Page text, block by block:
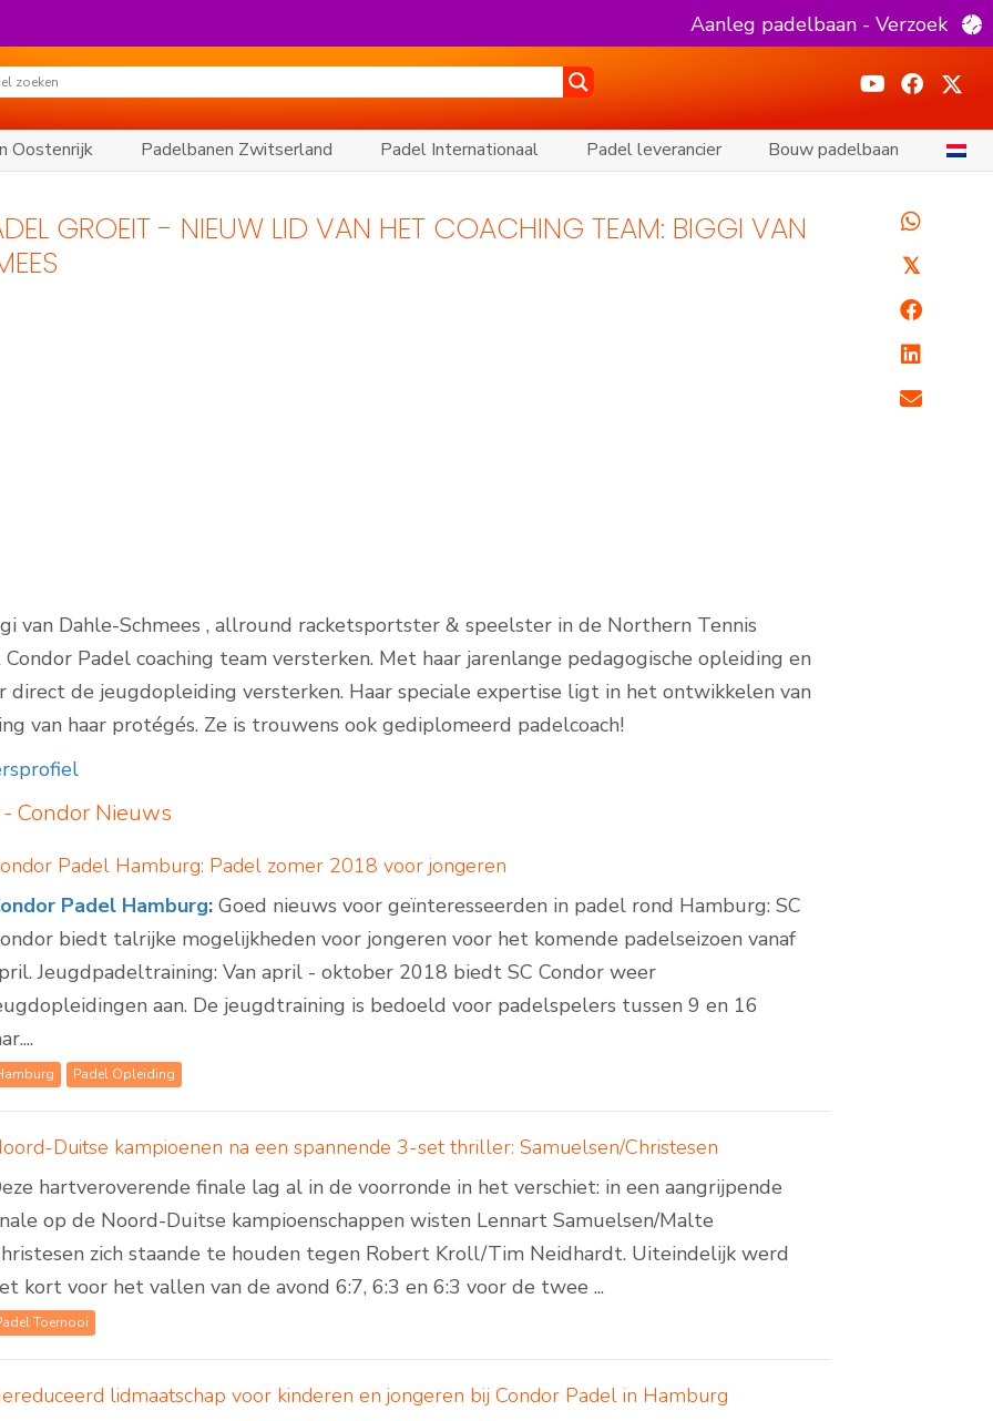
Aanleg padelbaan - Verzoek
Oostenrijk Padelbanen Zwitserland Padel Internationaal Padel leverancier Bouw padelbaan
GROEIT - NIEUW LID VAN HET COACHING TEAM: BIGGI VAN
van Dahle-Schmees , allround racketsportster & speelster in de Northern Tennis
Padel coaching team versterken. Met haar jarenlange pedagogische opleiding en
direct de jeugdopleiding versterken. Haar speciale expertise ligt in het ontwikkelen van
van haar protégés. Ze is trouwens ook gediplomeerd padelcoach!
Condor Nieuws
Padel Hamburg: Padel zomer 2018 voor jongeren
Padel Hamburg: Goed nieuws voor geïnteresseerden in padel rond Hamburg: SC
biedt talrijke mogelijkheden voor jongeren voor het komende padelseizoen vanaf
Jeugdpadeltraining: Van april - oktober 2018 biedt SC Condor weer
aan. De jeugdtraining is bedoeld voor padelspelers tussen 9 en 16
Padel Opleiding
Duitse kampioenen na een spannende 3-set thriller: Samuelsen/Christesen
hartveroverende finale lag al in de voorronde in het verschiet: in een aangrijpende
op de Noord-Duitse kampioenschappen wisten Lennart Samuelsen/Malte
zich staande te houden tegen Robert Kroll/Tim Neidhardt. Uiteindelijk werd
kort voor het vallen van de avond 6:7, 6:3 en 6:3 voor de twee ...
Toernooi
lidmaatschap voor kinderen en jongeren bij Condor Padel in Hamburg
𝕏